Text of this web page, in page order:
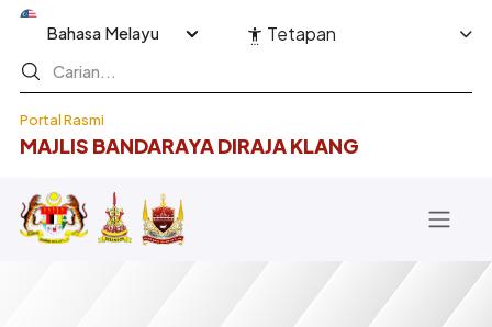
Langkau ke kandungan utama
Portal Rasmi
MAJLIS BANDARAYA DIRAJA KLANG
Select your language Tetapan